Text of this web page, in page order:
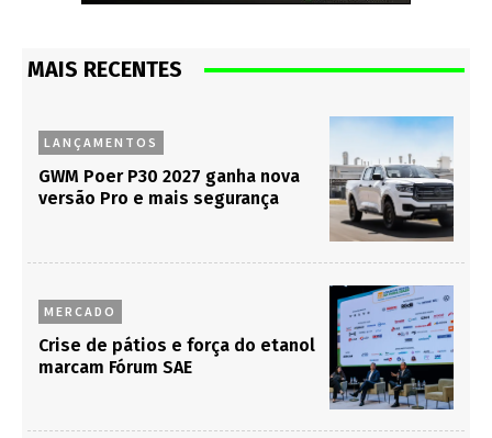
MAIS RECENTES
LANÇAMENTOS
GWM Poer P30 2027 ganha nova
versão Pro e mais segurança
MERCADO
Crise de pátios e força do etanol
marcam Fórum SAE